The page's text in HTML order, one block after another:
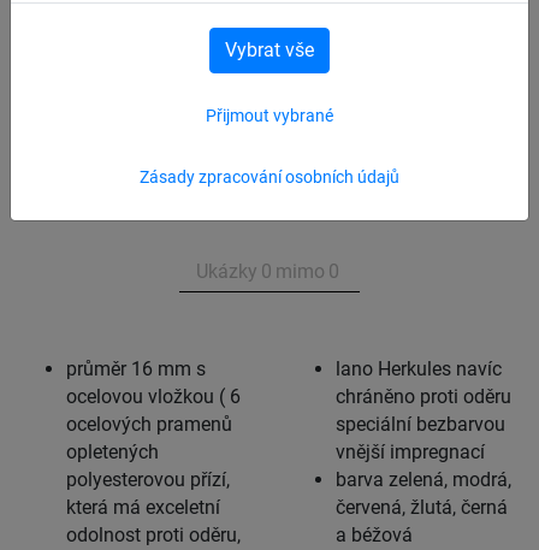
Zásady zpracování osobních údajů
Přijmout vybrané
Vybrat vše
Lano Herkules
Ukázky 0 mimo 0
průměr 16 mm s
ocelovou vložkou ( 6
ocelových pramenů
opletených
polyesterovou přízí,
která má exceletní
odolnost proti oděru,
lano Herkules navíc
chráněno proti oděru
speciální bezbarvou
vnější impregnací
barva zelená, modrá,
červená, žlutá, černá
a béžová